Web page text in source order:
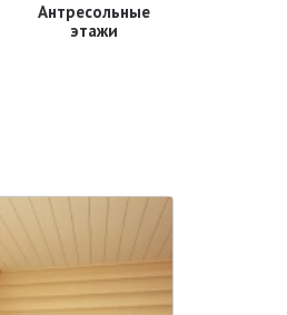
Антресольные
этажи